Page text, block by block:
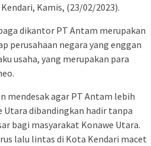
Kamis, (23/02/2023).
dikantor PT Antam merupakan
perusahaan negara yang enggan
usaha, yang merupakan para
mendesak agar PT Antam lebih
Utara dibandingkan hadir tanpa
bagi masyarakat Konawe Utara.
lalu lintas di Kota Kendari macet